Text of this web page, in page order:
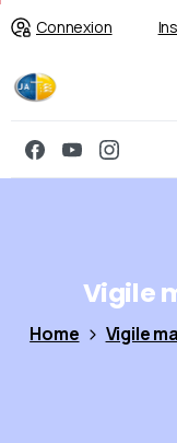
Connexion
Vigile
Home Vigile